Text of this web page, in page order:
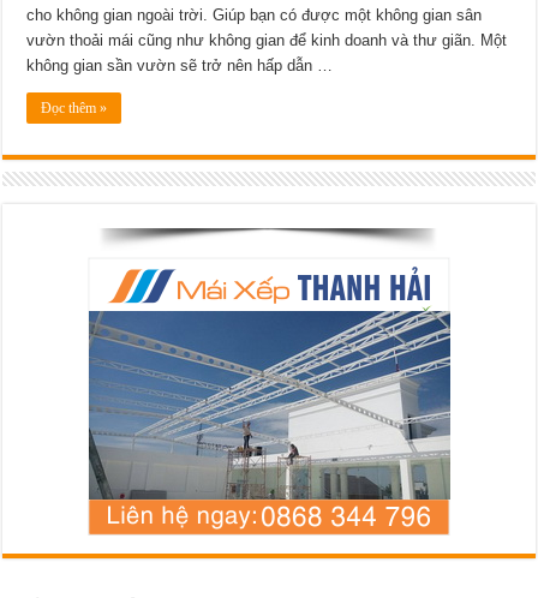
cho không gian ngoài trời. Giúp bạn có được một không gian sân
vườn thoải mái cũng như không gian để kinh doanh và thư giãn. Một
không gian sần vườn sẽ trở nên hấp dẫn …
Đọc thêm »